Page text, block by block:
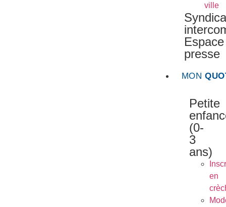
ville
Espace
presse
MON
Petite
(0-
3
ans)
en